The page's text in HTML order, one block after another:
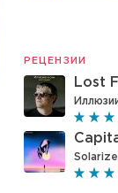
РЕЦЕНЗИИ
Lost
Solarize